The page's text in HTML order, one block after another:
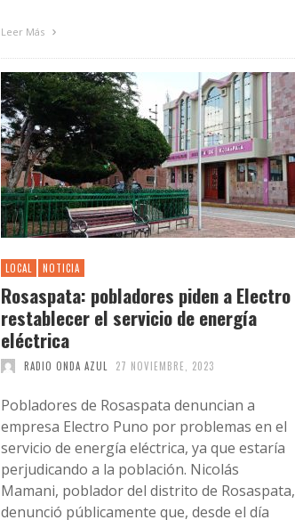
Leer Más
LOCAL NOTICIA
Rosaspata: pobladores piden a Electro
restablecer el servicio de energía
eléctrica
RADIO ONDA AZUL 27 NOVIEMBRE, 2023
Pobladores de Rosaspata denuncian a
empresa Electro Puno por problemas en el
servicio de energía eléctrica, ya que estaría
perjudicando a la población. Nicolás
Mamani, poblador del distrito de Rosaspata,
denunció públicamente que, desde el día